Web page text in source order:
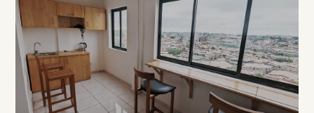
Salle de
Réunion
À PARTIR DE 15 000 FCFA / HEURE